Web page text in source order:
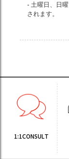
- 土曜日、日
されます。
1:1CONSULT